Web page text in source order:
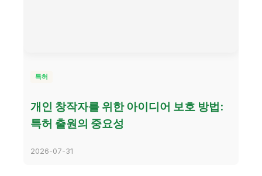
특허
개인 창작자를 위한 아이디어 보호 방법:
특허 출원의 중요성
2026-07-31